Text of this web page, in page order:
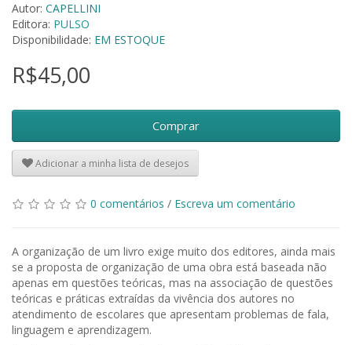
Autor: CAPELLINI
Editora: PULSO
Disponibilidade: EM ESTOQUE
R$45,00
Comprar
Adicionar a minha lista de desejos
0 comentários / Escreva um comentário
A organização de um livro exige muito dos editores, ainda mais
se a proposta de organização de uma obra está baseada não
apenas em questões teóricas, mas na associação de questões
teóricas e práticas extraídas da vivência dos autores no
atendimento de escolares que apresentam problemas de fala,
linguagem e aprendizagem.